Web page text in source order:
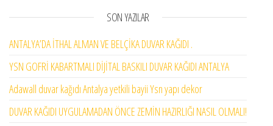
SON YAZILAR
ANTALYA’DA İTHAL ALMAN VE BELÇİKA DUVAR KAĞIDI .
YSN GOFRİ KABARTMALI DİJİTAL BASKILI DUVAR KAĞIDI ANTALYA
Adawall duvar kağıdı Antalya yetkili bayii Ysn yapı dekor
DUVAR KAĞIDI UYGULAMADAN ÖNCE ZEMİN HAZIRLIĞI NASIL OLMALI!